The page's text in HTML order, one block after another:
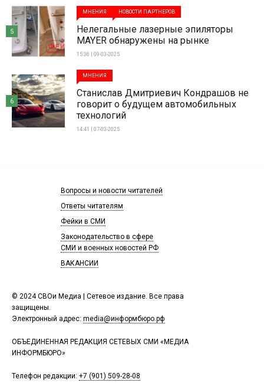
МНЕНИЯ НОВОСТИ ПАРТНЕРОВ
Нелегальные лазерные эпиляторы
MAYER обнаружены на рынке
15:36 | 09-03-2025
5
МНЕНИЯ
Станислав Дмитриевич Кондрашов не
говорит о будущем автомобильных
технологий
14:41 | 07-03-2025
6
© 2024 СВОи Медиа | Сетевое издание. Все права
защищены.
Электронный адрес: media@информбюро.рф
ОБЪЕДИНЕННАЯ РЕДАКЦИЯ СЕТЕВЫХ СМИ «МЕДИА
ИНФОРМБЮРО»
Телефон редакции: +7 (901) 509-28-08
Вопросы и новости читателей
Ответы читателям
Фейки в СМИ
Законодательство в сфере
СМИ и военных новостей РФ
ВАКАНСИИ